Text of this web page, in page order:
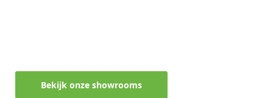
Bekijk onze showrooms